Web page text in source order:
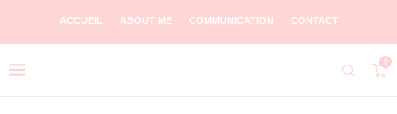
ACCUEIL ABOUT ME COMMUNICATION CONTACT
0